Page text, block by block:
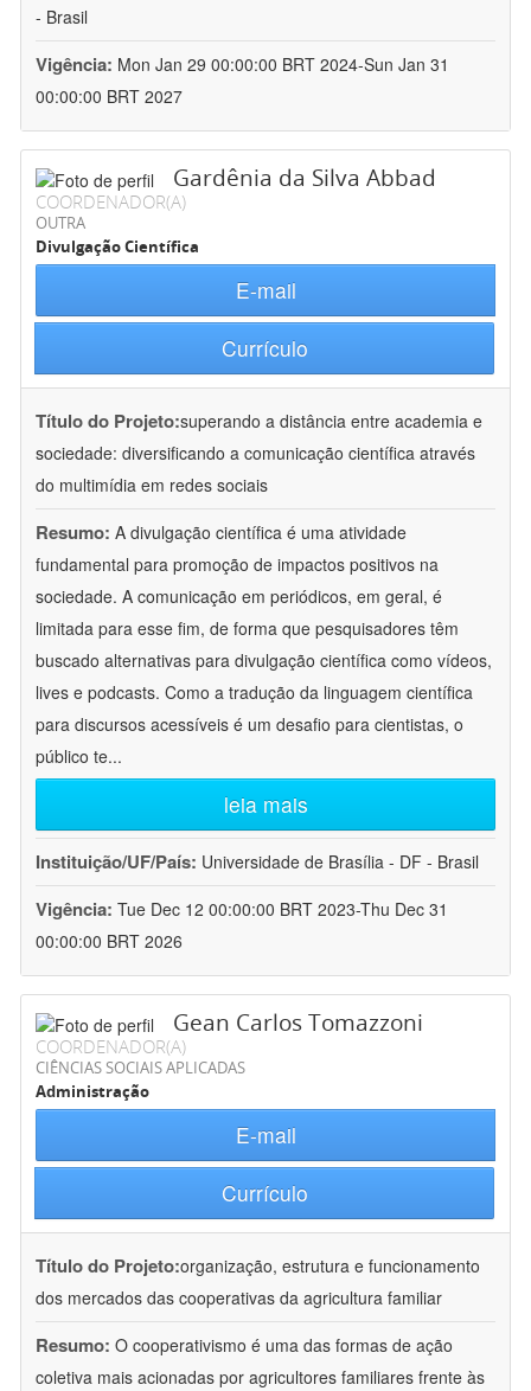
- Brasil
Vigência: Mon Jan 29 00:00:00 BRT 2024-Sun Jan 31
00:00:00 BRT 2027
Gardênia da Silva Abbad
COORDENADOR(A)
OUTRA
Divulgação Científica
E-mail
Currículo
Título do Projeto:superando a distância entre academia e
sociedade: diversificando a comunicação científica através
do multimídia em redes sociais
Resumo: A divulgação científica é uma atividade
fundamental para promoção de impactos positivos na
sociedade. A comunicação em periódicos, em geral, é
limitada para esse fim, de forma que pesquisadores têm
buscado alternativas para divulgação científica como vídeos,
lives e podcasts. Como a tradução da linguagem científica
para discursos acessíveis é um desafio para cientistas, o
público te...
leia mais
Instituição/UF/País: Universidade de Brasília - DF - Brasil
Vigência: Tue Dec 12 00:00:00 BRT 2023-Thu Dec 31
00:00:00 BRT 2026
Gean Carlos Tomazzoni
COORDENADOR(A)
CIÊNCIAS SOCIAIS APLICADAS
Administração
E-mail
Currículo
Título do Projeto:organização, estrutura e funcionamento
dos mercados das cooperativas da agricultura familiar
Resumo: O cooperativismo é uma das formas de ação
coletiva mais acionadas por agricultores familiares frente às